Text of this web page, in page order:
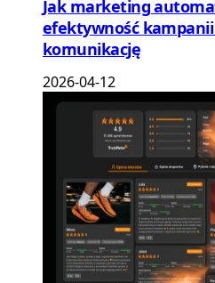
Jak marketing
efektywność
komunikację
2026-04-12